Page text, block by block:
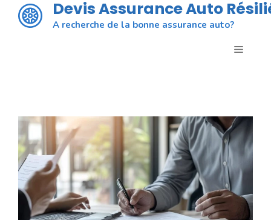
Aller
Devis Assurance Auto
A recherche de la bonne assurance auto?
MENU